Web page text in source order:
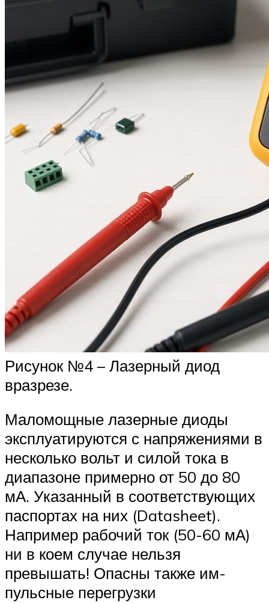
Рисунок №4 – Лазерный диод
вразрезе.
Маломощные лазерные диоды
эксплуатируются с напряжениями в
несколько вольт и силой тока в
диапазоне примерно от 50 до 80
мА. Указанный в соответствующих
паспортах на них (Datasheet).
Например рабочий ток (50-60 мА)
ни в коем случае нельзя
превышать! Опасны также им­
пульсные перегрузки